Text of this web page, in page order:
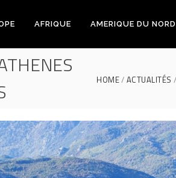
AFRIQUE AMERIQUE DU NORD
HOME ACTUALITÉS